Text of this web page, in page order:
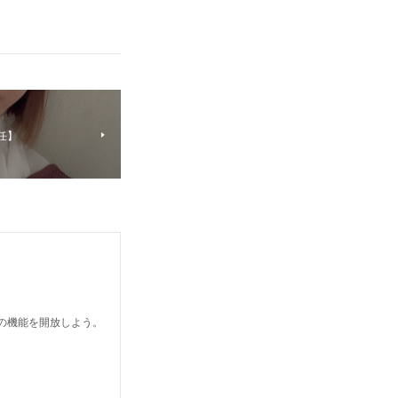
】
能を開放しよう。